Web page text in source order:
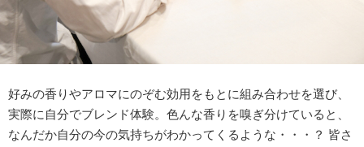
好みの香りやアロマにのぞむ効用をもとに組み合わせを選び、
実際に自分でブレンド体験。色んな香りを嗅ぎ分けていると、
なんだか自分の今の気持ちがわかってくるような・・・？ 皆さ